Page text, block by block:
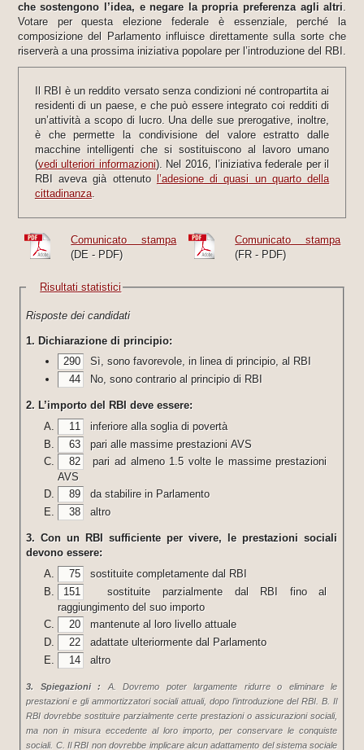
che sostengono l’idea, e negare la propria preferenza agli altri.
Votare per questa elezione federale è essenziale, perché la
composizione del Parlamento influisce direttamente sulla sorte che
riserverà a una prossima iniziativa popolare per l’introduzione del RBI.
Il RBI è un reddito versato senza condizioni né contropartita ai
residenti di un paese, e che può essere integrato coi redditi di
un’attività a scopo di lucro. Una delle sue prerogative, inoltre,
è che permette la condivisione del valore estratto dalle
macchine intelligenti che si sostituiscono al lavoro umano
(vedi ulteriori informazioni). Nel 2016, l’iniziativa federale per il
RBI aveva già ottenuto l’adesione di quasi un quarto della
cittadinanza.
Comunicato stampa
(DE - PDF)
Comunicato stampa
(FR - PDF)
Risultati statistici
Risposte dei candidati
1. Dichiarazione di principio:
290
Sì, sono favorevole, in linea di principio, al RBI
44
No, sono contrario al principio di RBI
2. L’importo del RBI deve essere:
11
inferiore alla soglia di povertà
63
pari alle massime prestazioni AVS
82
pari ad almeno 1.5 volte le massime prestazioni
AVS
89
da stabilire in Parlamento
38
altro
3. Con un RBI sufficiente per vivere, le prestazioni sociali
devono essere:
75
sostituite completamente dal RBI
151
sostituite parzialmente dal RBI fino al
raggiungimento del suo importo
20
mantenute al loro livello attuale
22
adattate ulteriormente dal Parlamento
14
altro
3. Spiegazioni : A. Dovremo poter largamente ridurre o eliminare le
prestazioni e gli ammortizzatori sociali attuali, dopo l’introduzione del RBI. B. Il
RBI dovrebbe sostituire parzialmente certe prestazioni o assicurazioni sociali,
ma non in misura eccedente al loro importo, per conservare le conquiste
sociali. C. Il RBI non dovrebbe implicare alcun adattamento del sistema sociale